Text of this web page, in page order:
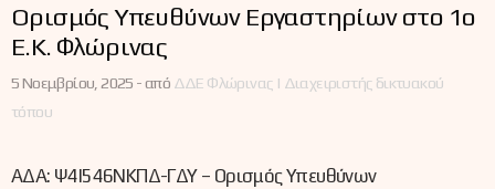
Ορισμός Υπευθύνων Εργαστηρίων στο 1ο
Ε.Κ. Φλώρινας
5 Νοεμβρίου, 2025 -από ΔΔΕ Φλώρινας | Διαχειριστής δικτυακού
τόπου
ΑΔΑ: Ψ4Ι546ΝΚΠΔ-ΓΔΥ – Ορισμός Υπευθύνων